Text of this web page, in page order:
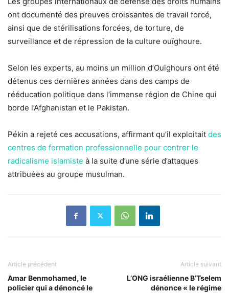
ont documenté des preuves croissantes de travail forcé,
ainsi que de stérilisations forcées, de torture, de
surveillance et de répression de la culture ouïghoure.
Selon les experts, au moins un million d’Ouïghours ont été
détenus ces dernières années dans des camps de
rééducation politique dans l’immense région de Chine qui
borde l’Afghanistan et le Pakistan.
Pékin a rejeté ces accusations, affirmant qu’il exploitait des
centres de formation professionnelle pour contrer le
radicalisme islamiste à la suite d’une série d’attaques
attribuées au groupe musulman.
Article précédent
Amar Benmohamed, le
policier qui a dénoncé le
Article suivant
L’ONG israélienne B’Tselem
dénonce « le régime